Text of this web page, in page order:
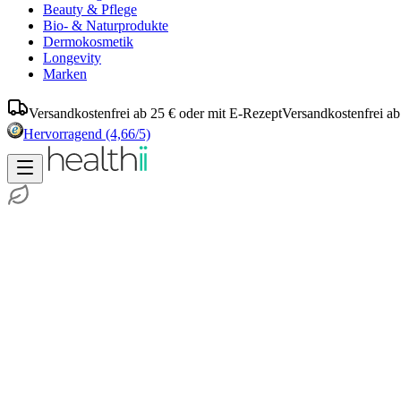
Beauty & Pflege
Bio- & Naturprodukte
Dermokosmetik
Longevity
Marken
Versandkostenfrei ab 25 € oder mit E-RezeptVersandkostenfrei
Hervorragend (4,66/5)